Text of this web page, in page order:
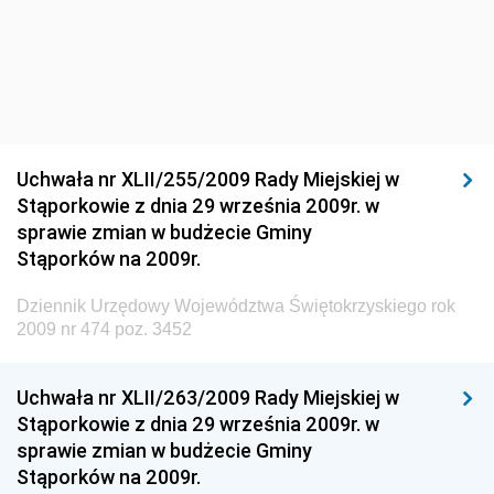
Dziennik Urzędowy Ministra Budownictwa i Przemysłu
Materiałów Budowlanych
Dziennik Urzędowy Ministra Infrastruktury i Rozwoju
Dziennik Urzędowy Głównego Inspektoratu Ochrony
Środowiska
Dziennik Urzędowy Generalnej Dyrekcji Ochrony
Dziennik Urzędowy Ministerstwa Administracji,
Gospodarki Terenowej i Ochrony Środowiska
Dziennik Urzędowy Ministerstwa Administracji i
Uchwała nr XLII/255/2009 Rady Miejskiej w
Stąporkowie z dnia 29 września 2009r. w
sprawie zmian w budżecie Gminy
Stąporków na 2009r.
Dziennik Urzędowy Województwa Świętokrzyskiego rok
2009 nr 474 poz. 3452
Uchwała nr XLII/263/2009 Rady Miejskiej w
Stąporkowie z dnia 29 września 2009r. w
sprawie zmian w budżecie Gminy
Stąporków na 2009r.